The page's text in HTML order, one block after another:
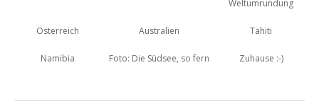
Weltumrundung
Österreich Australien Tahiti
Namibia Foto: Die Südsee, so fern Zuhause :-)